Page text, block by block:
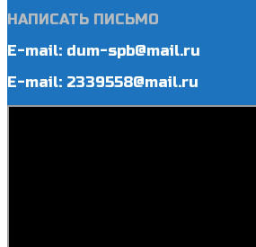
НАПИСАТЬ ПИСЬМО
E-mail: dum-spb@mail.ru
E-mail: 2339558@mail.ru